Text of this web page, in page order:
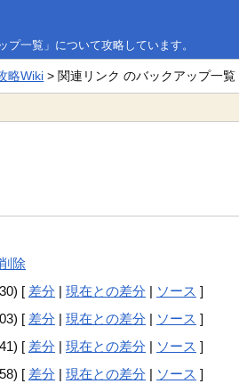
一覧」について攻略しています。
略Wiki > 関連リンク のバックアップ一覧
除
[ 差分 |現在との差分 | ソース ]
[ 差分 |現在との差分 | ソース ]
[ 差分 |現在との差分 | ソース ]
[ 差分 |現在との差分 | ソース ]